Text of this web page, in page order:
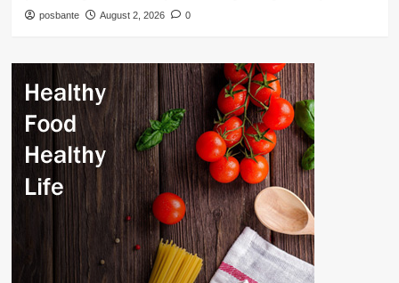
posbante August 2, 2026 0